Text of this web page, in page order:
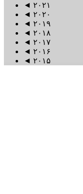
◄ ۲۰۲۱
◄ ۲۰۲۰
◄ ۲۰۱۹
◄ ۲۰۱۸
◄ ۲۰۱۷
◄ ۲۰۱۶
◄ ۲۰۱۵